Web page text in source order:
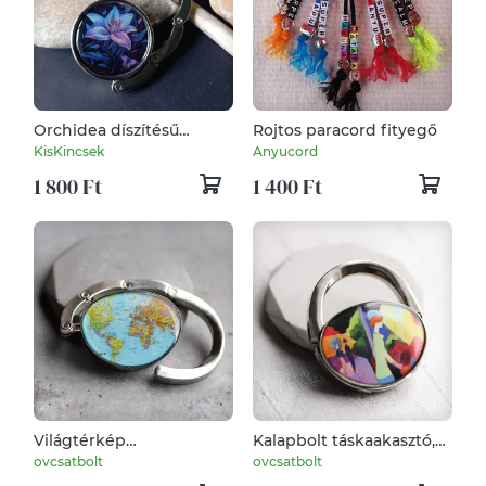
Orchidea díszítésű
csúszásgátlós táska tartó,
KisKincsek
1 800 Ft
Rojtos paracord fityegő
Anyucord
1 400 Ft
Világtérkép
táskaakasztó, táskadísz
ovcsatbolt
Kalapbolt táskaakasztó,
táskadísz
ovcsatbolt